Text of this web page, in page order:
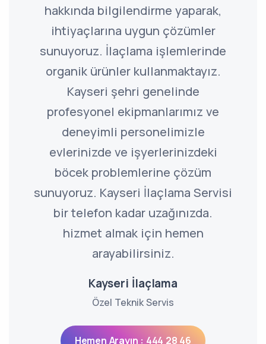
hakkında bilgilendirme yaparak,
ihtiyaçlarına uygun çözümler
sunuyoruz. İlaçlama işlemlerinde
organik ürünler kullanmaktayız.
Kayseri şehri genelinde
profesyonel ekipmanlarımız ve
deneyimli personelimizle
evlerinizde ve işyerlerinizdeki
böcek problemlerine çözüm
sunuyoruz. Kayseri İlaçlama Servisi
bir telefon kadar uzağınızda.
hizmet almak için hemen
arayabilirsiniz.
Kayseri İlaçlama
Özel Teknik Servis
Hemen Arayın : 444 28 46